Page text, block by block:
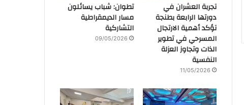
تجربة العشران في
دورتها الرابعة بطنجة
تؤكد أهمية الارتجال
المسرحي في تطوير
الذات وتجاوز العزلة
النفسية
11/05/2026
تطوان: شباب يسائلون
مسار الديمقراطية
التشاركية
09/05/2026